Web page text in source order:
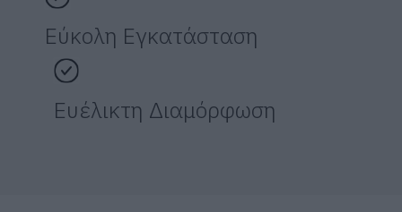
Εύκολη Εγκατάσταση
Ευέλικτη Διαμόρφωση